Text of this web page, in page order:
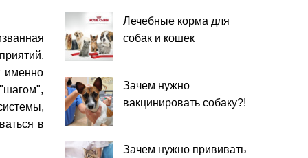
именно
в
Лечебные корма для
собак и кошек
Зачем нужно
вакцинировать собаку?!
Зачем нужно прививать